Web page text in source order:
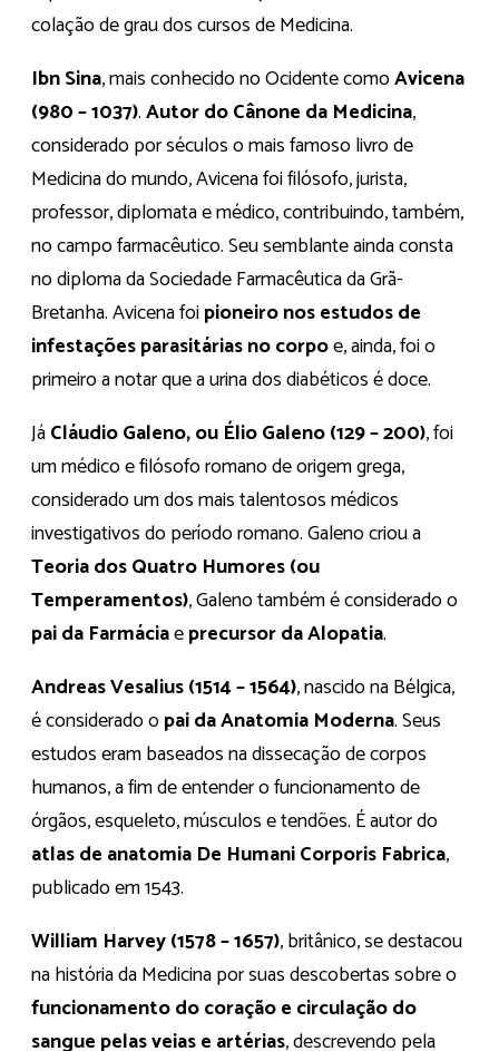
colação de grau dos cursos de Medicina.
Ibn Sina, mais conhecido no Ocidente comoAvicena
(980 – 1037).Autor do Cânone da Medicina,
considerado por séculos o mais famoso livro de
Medicina do mundo, Avicena foi filósofo, jurista,
professor, diplomata e médico, contribuindo, também,
no campo farmacêutico. Seu semblante ainda consta
no diploma da Sociedade Farmacêutica da Grã-
Bretanha. Avicena foipioneiro nos estudos de
infestações parasitárias no corpoe, ainda, foi o
primeiro a notar que a urina dos diabéticos é doce.
JáCláudio Galeno, ou Élio Galeno (129 – 200), foi
um médico e filósofo romano de origem grega,
considerado um dos mais talentosos médicos
investigativos do período romano. Galeno criou a
Teoria dos Quatro Humores (ou
Temperamentos), Galeno também é considerado o
pai da Farmáciaeprecursor da Alopatia.
Andreas Vesalius (1514 – 1564), nascido na Bélgica,
é considerado opai da Anatomia Moderna. Seus
estudos eram baseados na dissecação de corpos
humanos, a fim de entender o funcionamento de
órgãos, esqueleto, músculos e tendões. É autor do
atlas de anatomia De Humani Corporis Fabrica,
publicado em 1543.
William Harvey (1578 – 1657), britânico, se destacou
na história da Medicina por suas descobertas sobre o
funcionamento do coração e circulação do
sangue pelas veias e artérias, descrevendo pela